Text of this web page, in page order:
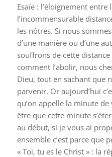
Esaïe : l’éloignement entre
l’incommensurable
les nôtres. Si nous
d’une manière ou d’une
souffrons de cette
comment l’abolir, nous
Dieu, tout en sachant que
parvenir. Or aujourd’hui
qu’on appelle la minute
être que cette minute
au début, si je vous ai
ensemble c’est parce que
« Toi, tu es le Christ » : la